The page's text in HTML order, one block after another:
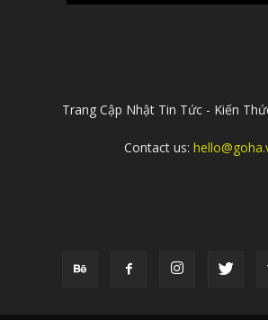
Trang Cập Nhật Tin Tức - Kiến
Contact us: